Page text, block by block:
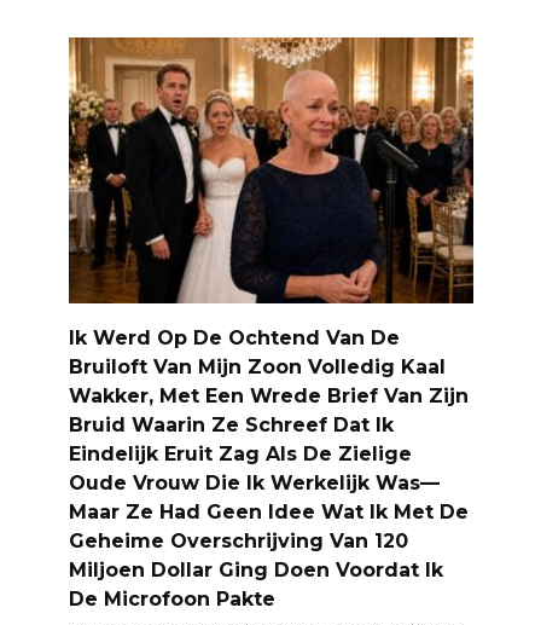
Ik Werd Op De Ochtend Van De
Bruiloft Van Mijn Zoon Volledig Kaal
Wakker, Met Een Wrede Brief Van Zijn
Bruid Waarin Ze Schreef Dat Ik
Eindelijk Eruit Zag Als De Zielige
Oude Vrouw Die Ik Werkelijk Was—
Maar Ze Had Geen Idee Wat Ik Met De
Geheime Overschrijving Van 120
Miljoen Dollar Ging Doen Voordat Ik
De Microfoon Pakte